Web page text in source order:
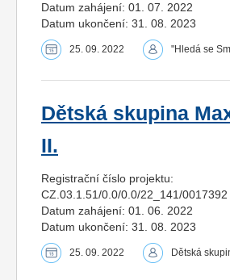
Datum zahájení: 01. 07. 2022
Datum ukončení: 31. 08. 2023
25. 09. 2022 "Hledá se
Dětská skupina
II.
Registrační číslo projektu:
CZ.03.1.51/0.0/0.0/22_141/0017392
Datum zahájení: 01. 06. 2022
Datum ukončení: 31. 08. 2023
25. 09. 2022 Dětská